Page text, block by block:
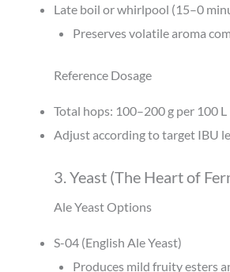
Late boil or whirlpool (15–0
Preserves volatile aroma
Reference Dosage
Total hops: 100–200 g per 100 L
Adjust according to target IBU
3. Yeast (The Heart of
Ale Yeast Options
S-04 (English Ale Yeast)
Produces mild fruity esters